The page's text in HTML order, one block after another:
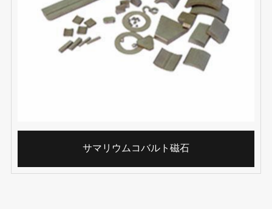
サマリウムコバルト磁石